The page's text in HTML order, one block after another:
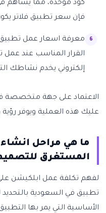
كود موحدة، مما يساهم في
فإن سعر تطبيق فلاتر
معرفة اسعار عمل تطبيق
القرار المناسب عند
إلكتروني يخدم نشاطك
الاعتماد على جهة متخصصة
عليك هذه العملية ويوفر رؤية
ما هي مراحل
المستغرق
لفهم تكلفة عمل ابلكيشن
تطبيق في السعودية بالتحديد
الأساسية التي يمر بها